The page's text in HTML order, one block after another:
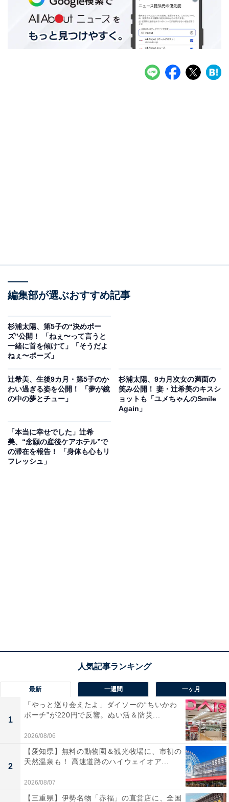
編集部が選ぶおすすめ記事
杉浦太陽、第5子の“決めポー
ズ”公開！ 「ねぇ〜って言うと
一緒に首を傾けて」「そうだよ
ねぇ〜ポーズ」
辻希美、生後9カ月・第5子のか
わい過ぎる姿を公開！ 「夢が鏡
の中の夢とチュー」
杉浦太陽、9カ月次女の満面の
笑み公開！ 妻・辻希美のキスシ
ョットも「ユメちゃんのSmile
Again」
「本当に幸せでした」辻希
美、“念願の産後ケアホテル”で
の滞在を報告！ 「身体も心もリ
フレッシュ」
最新 一週間 一ヶ月
1
「やっと巡り会えたよ」ダイソーの“ちいかわ
ポーチ”が220円で反響。ぬい活＆防災...
2026/08/06
2
【愛知県】無料の動物園＆観光牧場に、市初の
天然温泉も！ 高速道路のハイウェイオア...
2026/08/07
【三重県】伊勢名物「赤福」の直営店に、全国